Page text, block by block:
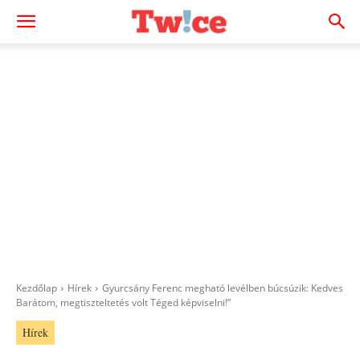
Kezdőlap Hírek
Gyurcsány Ferenc megható levélben búcsúzik: Kedves
Barátom, megtiszteltetés volt Téged képviselni!”
Hírek